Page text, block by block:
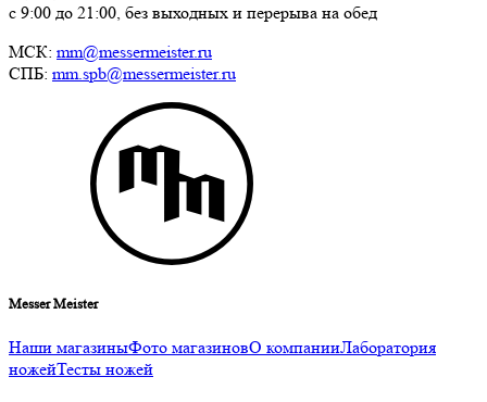
с 9:00 до 21:00, без выходных и перерыва на обед
МСК: mm@messermeister.ru
СПБ: mm.spb@messermeister.ru
Messer Meister
Наши магазиныФото магазиновО компанииЛаборатория
ножейТесты ножей